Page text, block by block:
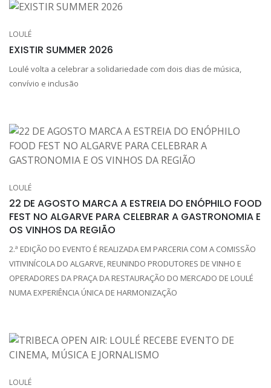
LOULÉ
EXISTIR SUMMER 2026
Loulé volta a celebrar a solidariedade com dois dias de música,
convívio e inclusão
LOULÉ
22 DE AGOSTO MARCA A ESTREIA DO ENÓPHILO FOOD
FEST NO ALGARVE PARA CELEBRAR A GASTRONOMIA E
OS VINHOS DA REGIÃO
2.ª EDIÇÃO DO EVENTO É REALIZADA EM PARCERIA COM A COMISSÃO
VITIVINÍCOLA DO ALGARVE, REUNINDO PRODUTORES DE VINHO E
OPERADORES DA PRAÇA DA RESTAURAÇÃO DO MERCADO DE LOULÉ
NUMA EXPERIÊNCIA ÚNICA DE HARMONIZAÇÃO
LOULÉ